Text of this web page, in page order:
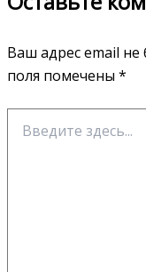
Ваш адрес email не
поля помечены *
здесь...